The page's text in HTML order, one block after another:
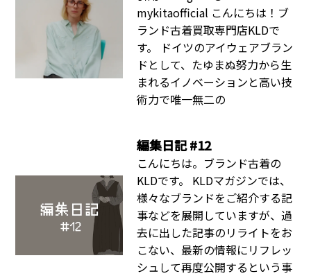
mykitaofficial こんにちは！ブ
ランド古着買取専門店KLDで
す。 ドイツのアイウェアブラン
ドとして、たゆまぬ努力から生
まれるイノベーションと高い技
術力で唯一無二の
編集日記 #12
こんにちは。ブランド古着の
KLDです。 KLDマガジンでは、
様々なブランドをご紹介する記
事などを展開していますが、過
去に出した記事のリライトをお
こない、最新の情報にリフレッ
シュして再度公開するという事